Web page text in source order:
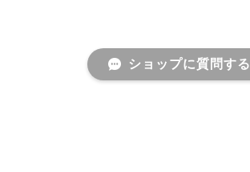
ショップに質問する